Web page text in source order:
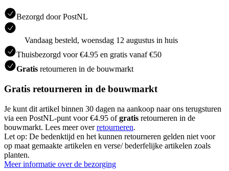
Bezorgd door PostNL
Vandaag besteld, woensdag 12 augustus in huis
Thuisbezorgd voor €4.95 en gratis vanaf €50
Gratis retourneren in de bouwmarkt
Gratis retourneren in de bouwmarkt
Je kunt dit artikel binnen 30 dagen na aankoop naar ons terugsturen
via een PostNL-punt voor €4.95 ofgratis retourneren in de
bouwmarkt. Lees meer overretourneren.
Let op: De bedenktijd en het kunnen retourneren gelden niet voor
op maat gemaakte artikelen en verse/ bederfelijke artikelen zoals
planten.
Meer informatie over de bezorging